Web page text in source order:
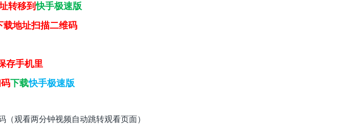
移到快手极速版
扫描二维码
存手机里
下载快手极速版
观看两分钟视频自动跳转观看页面）